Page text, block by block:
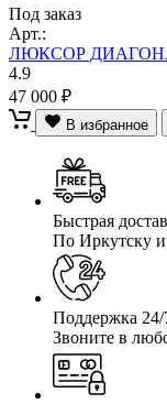
Под заказ
Арт.:
ЛЮКСОР
4.9
47 000 ₽
В избранное
Быстрая
По Иркутску и
Поддержка 24/
Звоните в